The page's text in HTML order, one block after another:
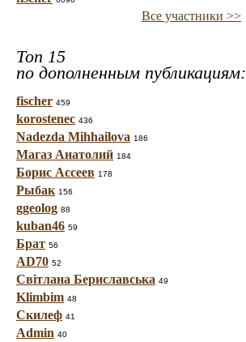
Все участники >>
Топ 15
по дополненным публикациям:
fischer 459
korostenec 436
Nadezda Mihhailova 186
Магаз Анатолий 184
Борис Ассеев 178
Рыбак 156
ggeolog 88
kuban46 59
Брат 56
AD70 52
Світлана Бериславська 49
Klimbim 48
Скилеф 41
Admin 40